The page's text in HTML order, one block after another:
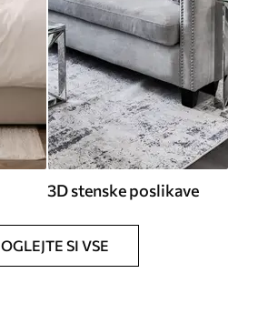
3D stenske poslikave
OGLEJTE SI VSE